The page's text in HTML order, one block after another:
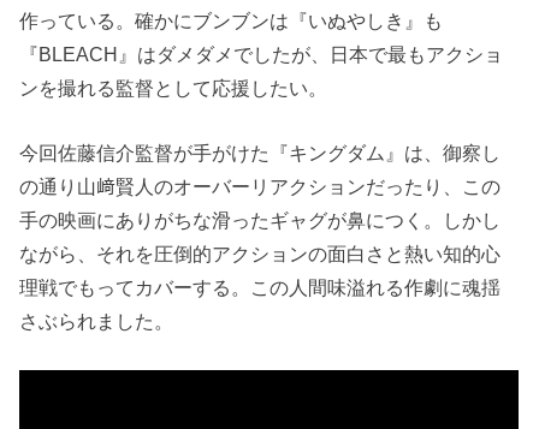
作っている。確かにブンブンは『いぬやしき』も
『BLEACH』はダメダメでしたが、日本で最もアクショ
ンを撮れる監督として応援したい。
今回佐藤信介監督が手がけた『キングダム』は、御察し
の通り山﨑賢人のオーバーリアクションだったり、この
手の映画にありがちな滑ったギャグが鼻につく。しかし
ながら、それを圧倒的アクションの面白さと熱い知的心
理戦でもってカバーする。この人間味溢れる作劇に魂揺
さぶられました。